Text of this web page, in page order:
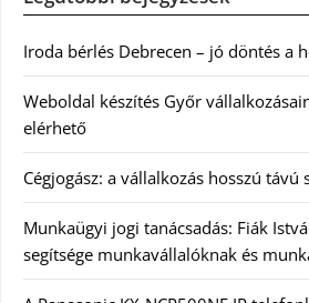
Iroda bérlés Debrecen – jó döntés a
Weboldal készítés Győr
elérhető
Cégjogász: a vállalkozás hosszú
Munkaügyi jogi tanácsadás: Fiák
segítsége munkavállalóknak és